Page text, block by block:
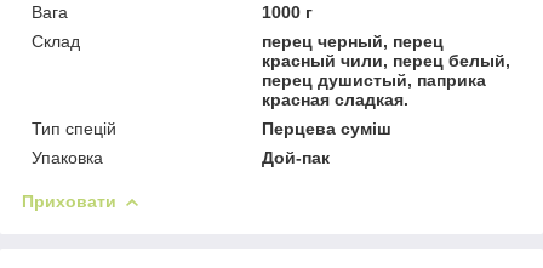
Вага
1000 г
Склад
перец черный, перец
красный чили, перец белый,
перец душистый, паприка
красная сладкая.
Тип спецій
Перцева суміш
Упаковка
Дой-пак
Приховати